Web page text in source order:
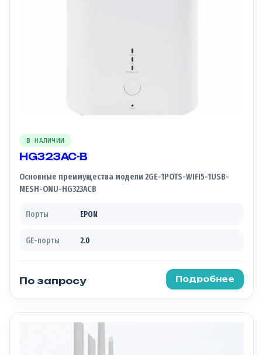
В НАЛИЧИИ
HG323AC-B
Основные преимущества модели 2GE-1POTS-WIFI5-1USB-
MESH-ONU-HG323ACB
Порты EPON
GE-порты 2.0
По запросу Подробнее